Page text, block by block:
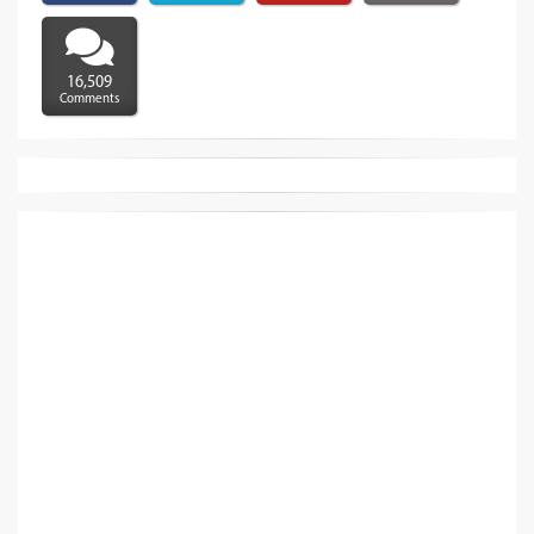
16,509
Comments